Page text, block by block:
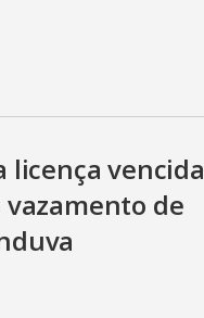
licença vencida
vazamento de